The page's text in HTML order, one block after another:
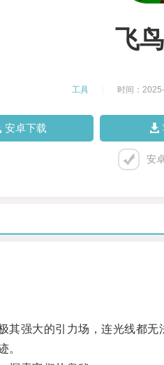
飞
工具 时间：
安卓下载
安
强大的引力场，连光线都无
。